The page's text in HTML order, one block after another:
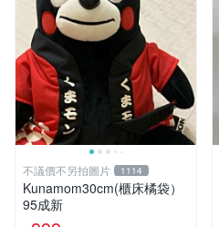
不議價不另拍圖片 1114
Kunamom30cm(櫃床橘袋）
95成新